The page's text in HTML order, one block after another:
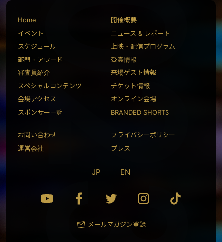
Home
開催概要
イベント
ニュース & レポート
スケジュール
上映・配信プログラム
部門・アワード
受賞情報
審査員紹介
来場ゲスト情報
スペシャルコンテンツ
チケット情報
会場アクセス
オンライン会場
スポンサー一覧
BRANDED SHORTS
お問い合わせ
プライバシーポリシー
運営会社
プレス
JP EN
メールマガジン登録